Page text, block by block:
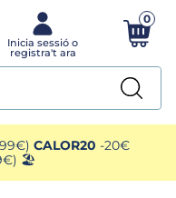
0
CALOR20 -20€
🏖️